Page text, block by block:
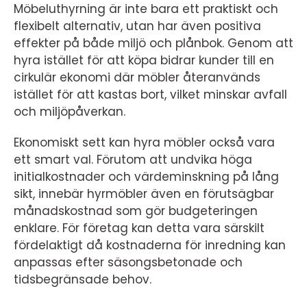
Möbeluthyrning är inte bara ett praktiskt och
flexibelt alternativ, utan har även positiva
effekter på både miljö och plånbok. Genom att
hyra istället för att köpa bidrar kunder till en
cirkulär ekonomi där möbler återanvänds
istället för att kastas bort, vilket minskar avfall
och miljöpåverkan.
Ekonomiskt sett kan hyra möbler också vara
ett smart val. Förutom att undvika höga
initialkostnader och värdeminskning på lång
sikt, innebär hyrmöbler även en förutsägbar
månadskostnad som gör budgeteringen
enklare. För företag kan detta vara särskilt
fördelaktigt då kostnaderna för inredning kan
anpassas efter säsongsbetonade och
tidsbegränsade behov.